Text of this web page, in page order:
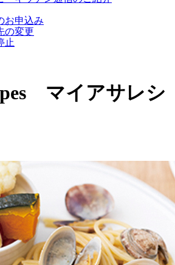
お申込み
の変更
止
マイアサレシ